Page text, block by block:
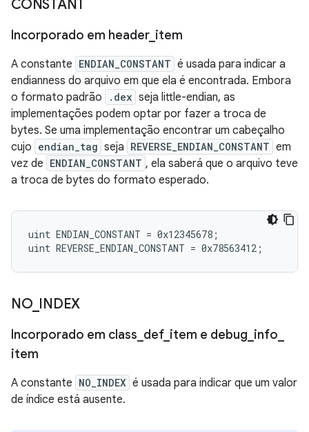
CONSTANT
Incorporado em header_ item
A constante ENDIAN_CONSTANT é usada para indicar a
endianness do arquivo em que ela é encontrada. Embora
o formato padrão
.dex seja little-endian, as
implementações podem optar por fazer a troca de
bytes. Se uma implementação encontrar um cabeçalho
cujo endian_tag seja REVERSE_ENDIAN_CONSTANT em
vez de ENDIAN_CONSTANT , ela saberá que o arquivo teve
a troca de bytes do formato esperado.
uint ENDIAN_CONSTANT = 0x12345678;
NO_ INDEX
Incorporado em class def_ item e debug info
item
A constante NO_INDEX é usada para indicar que um valor
de índice está ausente.